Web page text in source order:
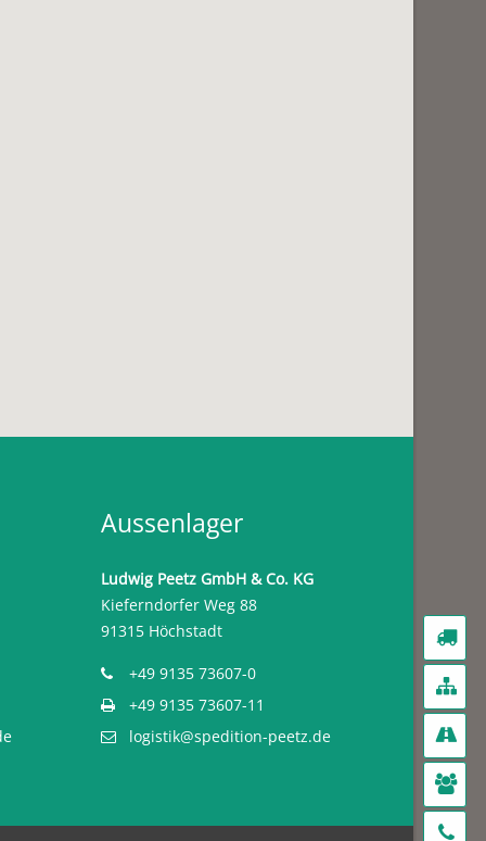
Aussenlager
Ludwig Peetz GmbH & Co. KG
Kieferndorfer Weg 88
91315 Höchstadt
+49 9135 73607-0
+49 9135 73607-11
logistik@spedition-peetz.de